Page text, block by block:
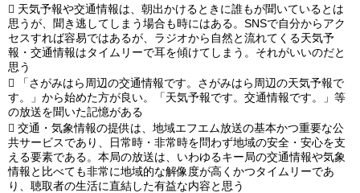
 天気予報や交通情報は、朝出かけるときに誰もが聞いているとは
思うが、聞き逃してしまう場合も時にはある。SNSで自分からアク
セスすれば容易ではあるが、ラジオから自然と流れてくる天気予
報・交通情報はタイムリーで耳を傾けてしまう。それがいいのだと
思う

「さがみはら周辺の交通情報です。さがみはら周辺の天気予報で
す。」から始めた方が良い。「天気予報です。交通情報です。」等
の放送を聞いた記憶がある
 交通・気象情報の提供は、地域エフエム放送の基本かつ重要な公
共サービスであり、日常時・非常時を問わず地域の安全・安心を支
える要素である。本局の放送は、いわゆるキー局の交通情報や気象
情報と比べても非常に地域的な解像度が高くかつタイムリーであ
り、聴取者の生活に直結した有益な内容と思う